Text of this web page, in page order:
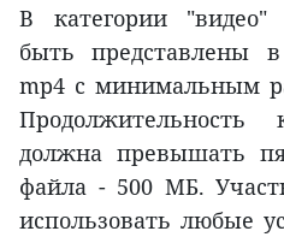
В категории
быть представлены
mp4 с минимальным
должна превышать
файла - 500 МБ.
использовать любые